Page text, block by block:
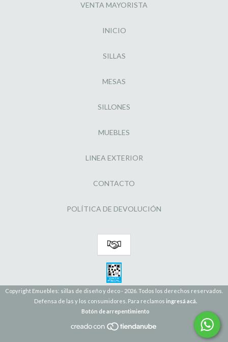
VENTA MAYORISTA
INICIO
SILLAS
MESAS
SILLONES
MUEBLES
LINEA EXTERIOR
CONTACTO
POLÍTICA DE DEVOLUCIÓN
Copyright Emuebles: sillas de diseño y deco - 2026. Todos los derechos reservados.
Defensa de las y los consumidores. Para reclamos ingresá acá.
Botón de arrepentimiento